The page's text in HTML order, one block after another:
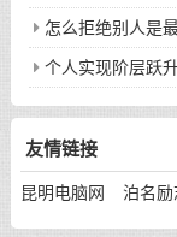
怎么拒绝别人是
个人实现阶层跃
下八件事
友情链接
昆明电脑网 泊名励